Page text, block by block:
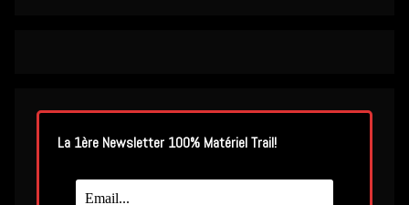
La 1ère Newsletter 100% Matériel Trail!